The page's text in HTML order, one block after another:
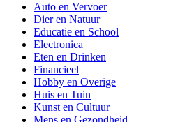
Auto en Vervoer
Dier en Natuur
Educatie en School
Electronica
Eten en Drinken
Financieel
Hobby en Overige
Huis en Tuin
Kunst en Cultuur